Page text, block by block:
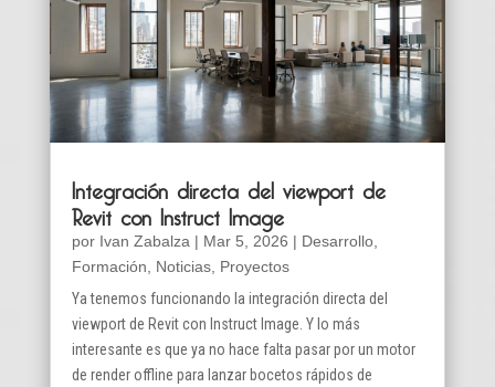
Integración directa del viewport de
Revit con Instruct Image
por Ivan Zabalza | Mar 5, 2026 | Desarrollo,
Formación
Noticias, Proyectos
Ya tenemos funcionando la integración directa del
viewport de Revit con Instruct Image. Y lo más
interesante es que ya no hace falta pasar por un motor
de render offline para lanzar bocetos rápidos de